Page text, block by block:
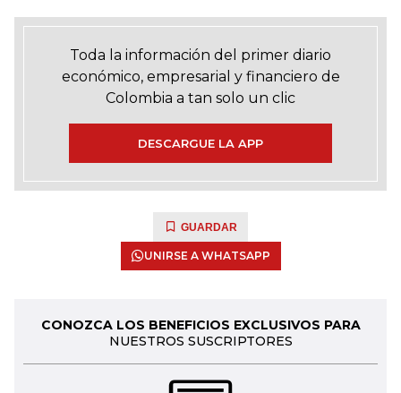
Toda la información del primer diario
económico, empresarial y financiero de
Colombia a tan solo un clic
DESCARGUE LA APP
GUARDAR
UNIRSE A WHATSAPP
CONOZCA LOS BENEFICIOS EXCLUSIVOS PARA
NUESTROS SUSCRIPTORES